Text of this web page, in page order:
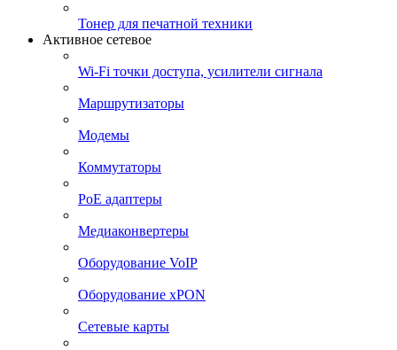
Тонер для печатной техники
Активное сетевое
Wi-Fi точки доступа, усилители сигнала
Маршрутизаторы
Модемы
Коммутаторы
PoE адаптеры
Медиаконвертеры
Оборудование VoIP
Оборудование xPON
Сетевые карты